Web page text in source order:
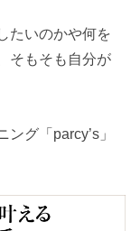
たいのかや何を
そもそも自分が
グ「parcy’s」